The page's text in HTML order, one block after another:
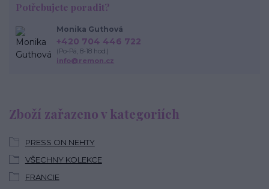
Zboží zařazeno v kategoriích
PRESS ON NEHTY
VŠECHNY KOLEKCE
FRANCIE
Potřebujete poradit?
Monika Guthová
+420 704 446 722
(Po-Pá, 8-18 hod.)
info@remon.cz